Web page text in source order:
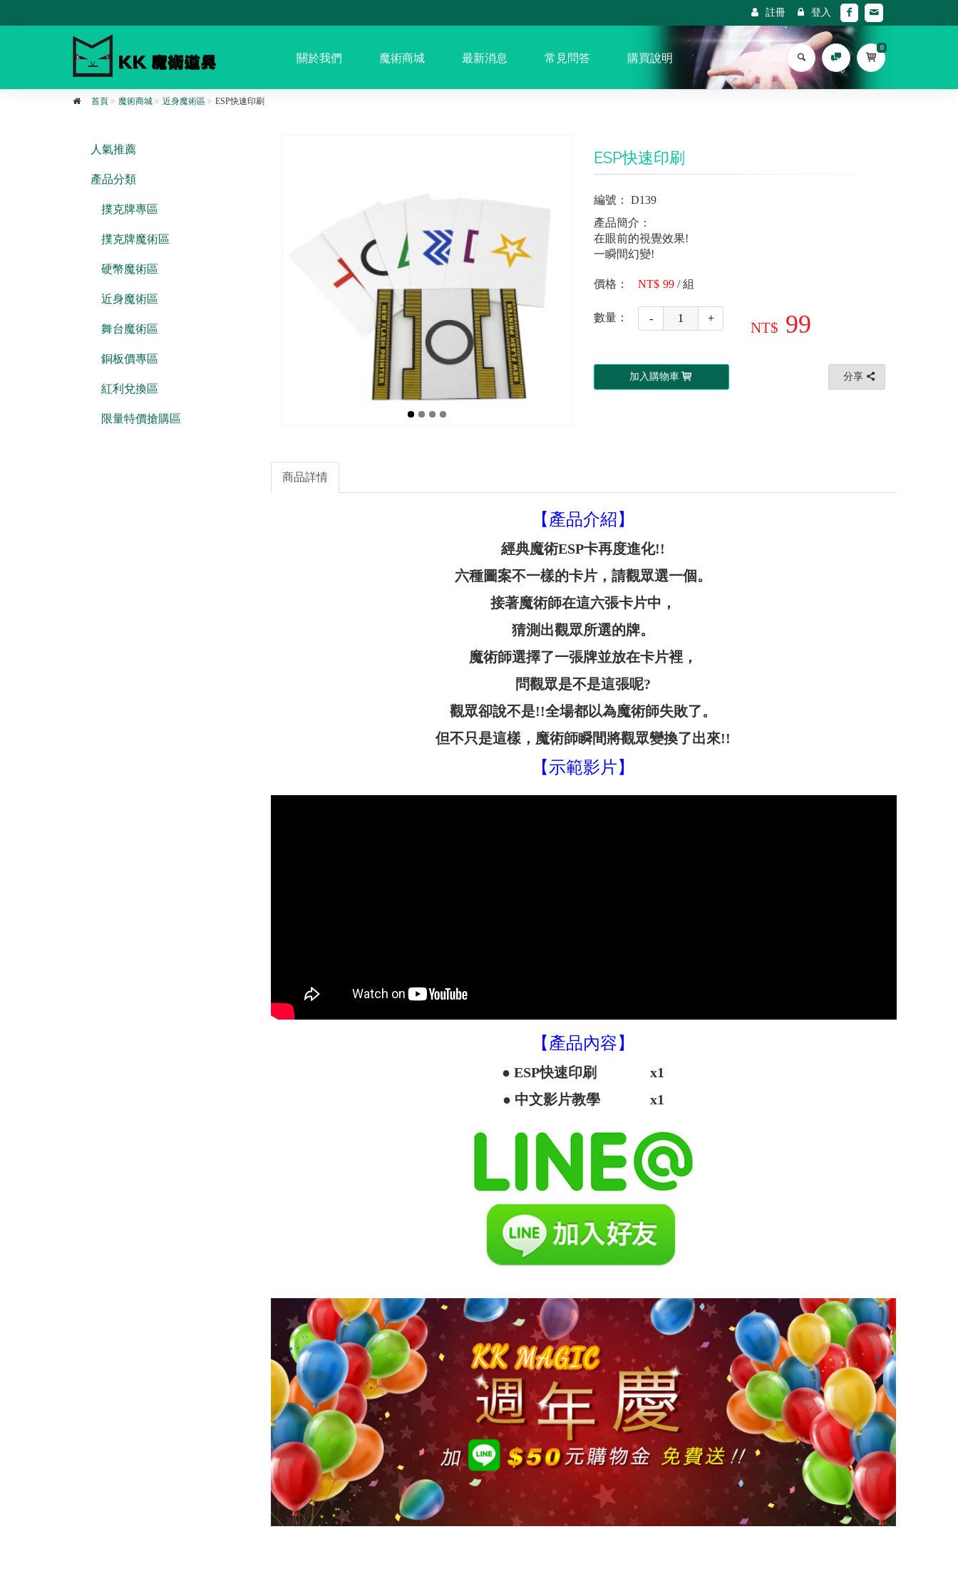
註冊 登入
0
關於我們 魔術商城 最新消息 常見問答 購買說明
首頁 魔術商城 近身魔術區 ESP快速印刷
人氣推薦
產品分類
撲克牌專區
撲克牌魔術區
硬幣魔術區
近身魔術區
舞台魔術區
銅板價專區
紅利兌換區
限量特價搶購區
ESP快速印刷
編號：
D139
產品簡介：
在眼前的視覺效果!
一瞬間幻變!
價格： 99 /組
數量： - + 99
加入購物車 分享
商品詳情
【產品介紹】
經典魔術ESP卡再度進化!!
六種圖案不一樣的卡片，請觀眾選一個。
接著魔術師在這六張卡片中，
猜測出觀眾所選的牌。
魔術師選擇了一張牌並放在卡片裡，
問觀眾是不是這張呢?
觀眾卻說不是!!全場都以為魔術師失敗了。
但不只是這樣，魔術師瞬間將觀眾變換了出來!!
【示範影片】
【產品內容】
● ESP快速印刷 x1
● 中文影片教學 x1